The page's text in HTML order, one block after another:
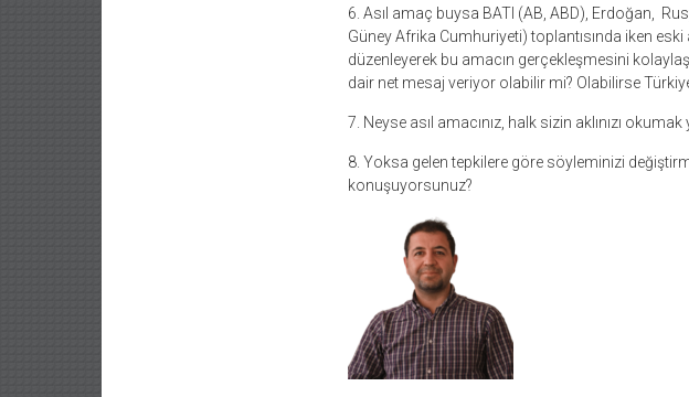
6. Asıl amaç buysa BATI (AB, ABD), Erdoğan,
Güney Afrika Cumhuriyeti)toplantısında iken
düzenleyerek bu amacın gerçekleşmesini
dair net mesaj veriyor olabilir mi? Olabilirse
7. Neyse asıl amacınız, halk sizin aklınızı
8. Yoksa gelen tepkilere göre söyleminizi
konuşuyorsunuz?